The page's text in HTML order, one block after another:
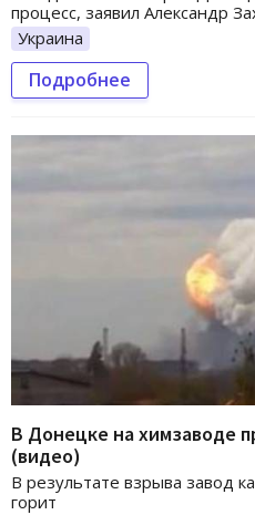
процесс, заявил Александр
Украина
Подробнее
В Донецке на химзаводе
(видео)
В результате взрыва завод
горит